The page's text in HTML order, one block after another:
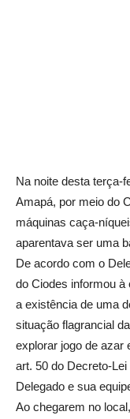
Na noite desta terça-
Amapá, por meio do
máquinas caça-
aparentava ser uma
De acordo com o
do Ciodes informou à
a existência de uma
situação flagrancial
explorar jogo de azar
art. 50 do Decreto-
Delegado e sua
Ao chegarem no